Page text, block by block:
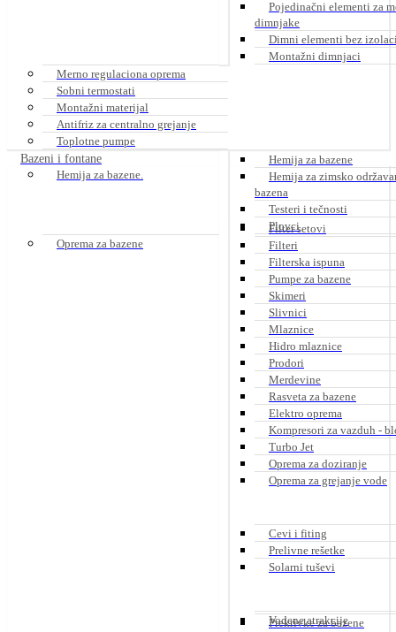
Pojedinačni elementi za
dimnjake
Dimni elementi bez
Montažni dimnjaci
Merno regulaciona oprema
Sobni termostati
Montažni materijal
Antifriz za centralno grejanje
Toplotne pumpe
Bazeni i fontane
Hemija za bazene.
Hemija za bazene
Hemija za zimsko
bazena
Testeri i tečnosti
Plovci
Oprema za bazene
Filter setovi
Filteri
Filterska ispuna
Pumpe za bazene
Skimeri
Slivnici
Mlaznice
Hidro mlaznice
Prodori
Merdevine
Rasveta za bazene
Elektro oprema
Kompresori za vazduh -
Turbo Jet
Oprema za doziranje
Oprema za grejanje vode
Cevi i fiting
Prelivne rešetke
Solarni tuševi
Vodene atrakcije
Prekrivke za bazene